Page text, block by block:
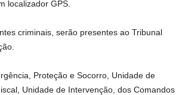
localizador GPS.
criminais, serão presentes ao Tribunal
Proteção e Socorro, Unidade de
Unidade de Intervenção, dos Comandos